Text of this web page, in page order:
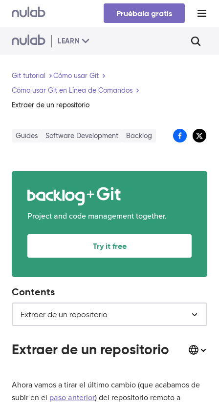
Skip to main content
Pruébala gratis
LEARN
Git tutorial
Cómo usar Git
Cómo usar Git en Línea de Comandos
Extraer de un repositorio
Guides Software Development Backlog
Git
Project and code management together.
Try it free
Extraer de un repositorio
Ahora vamos a tirar el último cambio (que acabamos de
subir en el paso anterior) del repositorio remoto a
Contents
Extraer de un repositorio